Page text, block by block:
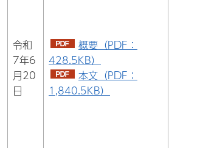
令和
7年6
月20
日
概要（PDF：
428.5KB）
本文（PDF：
1,840.5KB）